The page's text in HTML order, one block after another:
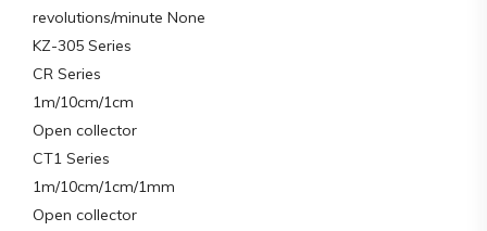
revolutions/minute None
KZ-305 Series
CR Series
1m/10cm/1cm
Open collector
CT1 Series
1m/10cm/1cm/1mm
Open collector